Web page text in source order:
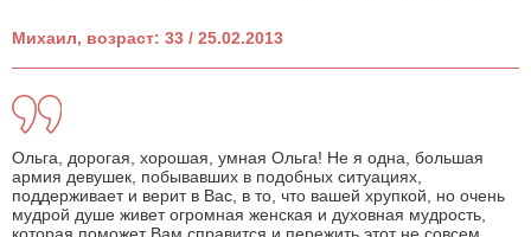
Михаил, возраст: 33 / 25.02.2013
Ольга, дорогая, хорошая, умная Ольга! Не я одна, большая
армия девушек, побывавших в подобных ситуациях,
поддерживает и верит в Вас, в то, что вашей хрупкой, но очень
мудрой душе живет огромная женская и духовная мудрость,